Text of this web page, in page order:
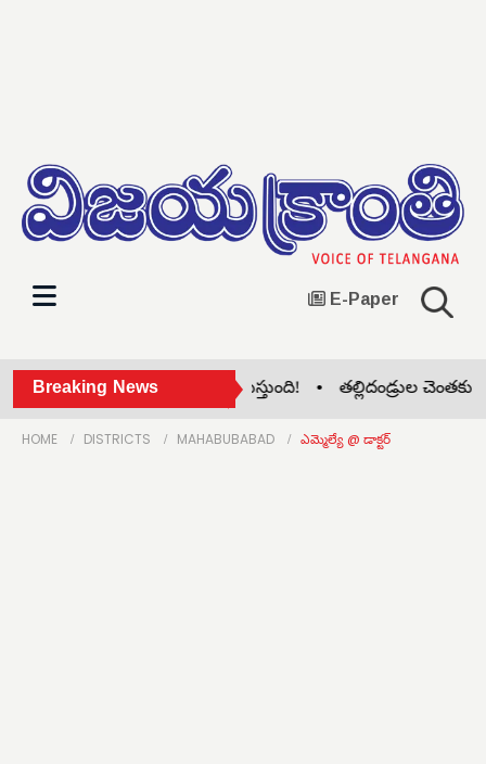
E-Paper
Breaking News
చెప్పినప్పుడే యుద్ధం ముగుస్తుంది! •తల్లిదండ్రుల చెంతకు
HOME DISTRICTS MAHABUBABAD ఎమ్మెల్యే @ డాక్టర్